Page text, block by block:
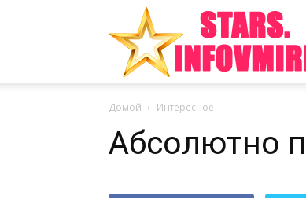
Домой Интересное
Абсолютно